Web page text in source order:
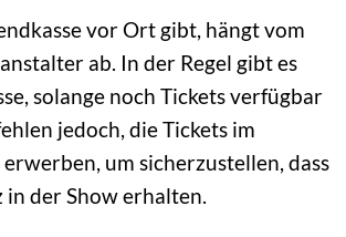
vor Ort gibt, hängt vom
ab. In der Regel gibt es
solange noch Tickets verfügbar
jedoch, die Tickets im
um sicherzustellen, dass
in der Show erhalten.